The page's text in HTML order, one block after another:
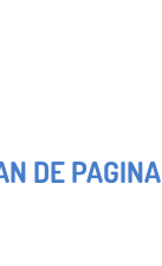
DE PAGINA